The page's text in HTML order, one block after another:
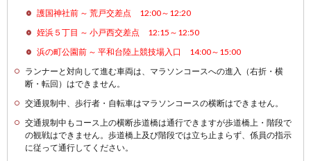
護国神社前 ～ 荒戸交差点 12:00～12:20
姪浜５丁目 ～ 小戸西交差点 12:15～12:50
浜の町公園前 ～ 平和台陸上競技場入口 14:00～15:00
ランナーと対向して進む車両は、マラソンコースへの進入（右折・横
断・転回）はできません。
交通規制中、歩行者・自転車はマラソンコースの横断はできません。
交通規制中もコース上の横断歩道橋は通行できますが歩道橋上・階段で
の観戦はできません。歩道橋上及び階段では立ち止まらず、係員の指示
に従って通行してください。